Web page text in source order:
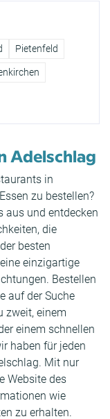
Pietenfeld
Adelschlag
in
zu bestellen?
aus und entdecken
die
besten
einzigartige
Bestellen
auf der Suche
zweit, einem
einem schnellen
haben für jeden
Mit nur
Website des
wie
zu erhalten.